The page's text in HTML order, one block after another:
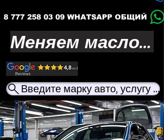
8 777 258 03 09 WHATSAPP ОБЩИЙ
Введите марку авто, услугу
Меняем масло — продлеваем жизнь вашего авто